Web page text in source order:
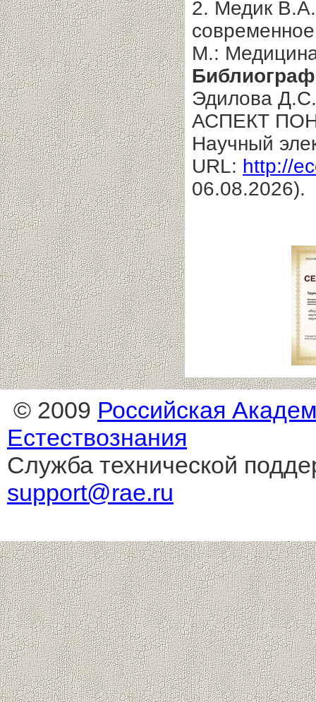
2. Медик
М.:
Эдилова
АСПЕКТ
Научный
URL: http://
06.08.2026).
© 2009 Российская
Естествознания
Служба технической
support@rae.ru